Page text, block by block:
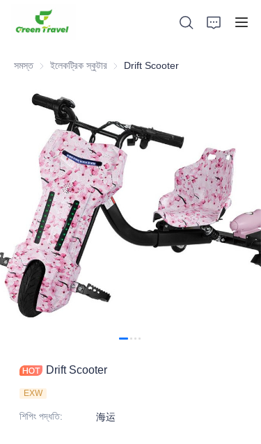
সমস্ত ইলেকট্রিক স্কুটার ইলেকট্রিক স্কুটার
Drift Scooter
Drift Scooter
EXW
শিপিং পদ্ধতি: 海运
আমাদের সম্পর্কে
সংবাদ এবং সহযোগিতার মামলা
উৎপাদন ভিত্তি এবং প্রক্রিয়া
সমর্থন